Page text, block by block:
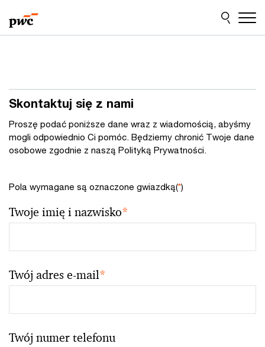
do
treści
do
stopki
Skontaktuj się z nami
Proszę podać poniższe dane wraz z wiadomością, abyśmy
mogli odpowiednio Ci pomóc. Będziemy chronić Twoje dane
osobowe zgodnie z naszą Polityką Prywatności.
Pola wymagane są oznaczone gwiazdką(*)
Twoje imię i nazwisko*
Twój adres e-mail*
Twój numer telefonu